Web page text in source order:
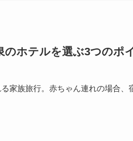
のホテルを選ぶ3つのポ
る家族旅行。赤ちゃん連れの場合